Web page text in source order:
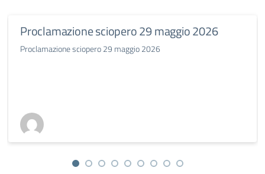
Proclamazione sciopero 29 maggio 2026
Proclamazione sciopero 29 maggio 2026